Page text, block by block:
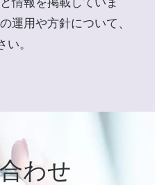
情報を掲載していま
運用や方針について、
い。
わせ